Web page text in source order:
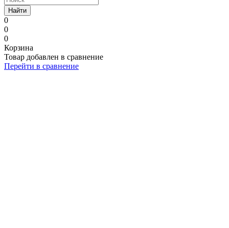
Найти
0
0
0
Корзина
Товар добавлен в сравнение
Перейти в сравнение